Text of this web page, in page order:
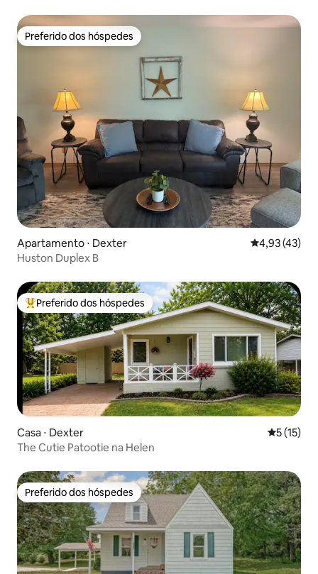
Preferido dos hóspedes
Preferido dos hóspedes
Apartamento ⋅ Dexter 4,93 de uma
4,93 (43)
Huston Duplex B
Entre os melhores preferidos dos hóspedes
Preferido dos hóspedes
Casa ⋅ Dexter 5 de uma
5 (15)
The Cutie Patootie na Helen
Preferido dos hóspedes
Preferido dos hóspedes